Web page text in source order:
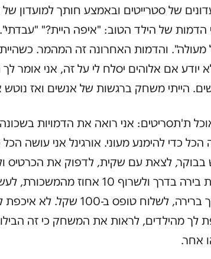
של סטרייטים ובאמצע חותך למועדון של
הדמות של הילד הטוב: "איפה היית?"
מעולה". והדמות האחרונה זה המהמר.
יודע אם אלוהים יסלח לי על זה, אני אומר
הייתי משחק ברגשות של אנשים ואז נוטש
ת'תסריטים: אני רואה את הדמויות
הכל כדי להימנע מעוני. אורגינל אני עושה
לצאת עם שקית, לדפוק את הכרטיס
לקנות בירה בדרך ולשרוף 10 אחוז
אין לך ברירה, לשלוח טופס ב-
לך מהילדים, לראות את המשחק כי זה
אחר.